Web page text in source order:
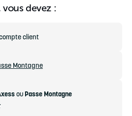
devez :
client
Montagne
ou Passe Montagne